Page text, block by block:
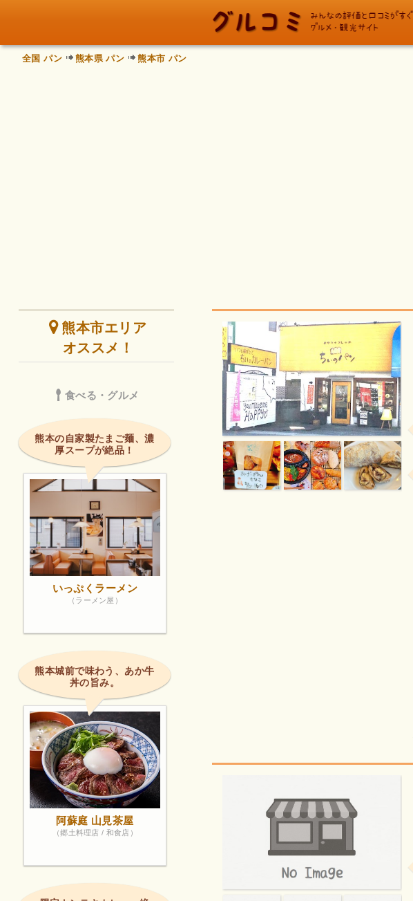
全国 パン 熊本県 パン 熊本市 パン
熊本市エリア
オススメ！
食べる・グルメ
熊本の自家製たまご麺、濃
厚スープが絶品！
いっぷくラーメン
（ラーメン屋）
熊本城前で味わう、あか牛
丼の旨み。
阿蘇庭 山見茶屋
（郷土料理店 / 和食店）